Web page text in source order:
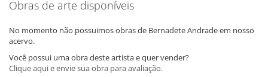
Obras de arte disponíveis
No momento não possuimos obras de Bernadete Andrade em nosso
acervo.
Você possui uma obra deste artista e quer vender?
Clique aqui e envie sua obra para avaliação.